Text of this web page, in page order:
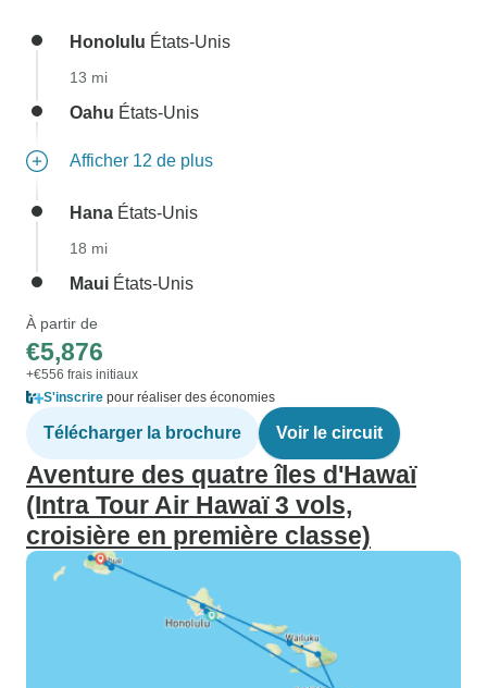
Honolulu États-Unis
13 mi
Oahu États-Unis
Afficher 12 de plus
Hana États-Unis
18 mi
Maui États-Unis
À partir de
€5,876
+€556 frais initiaux
S'inscrire pour réaliser des économies
Télécharger la brochure Voir le circuit
Aventure des quatre îles d'Hawaï
(Intra Tour Air Hawaï 3 vols,
croisière en première classe)